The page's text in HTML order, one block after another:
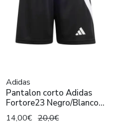
Adidas
Pantalon corto Adidas
Fortore23 Negro/Blanco
Niño
14,00€ 20,0€